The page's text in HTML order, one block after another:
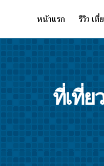
หน้าแรก รีวิว เที่
ที่เที่ย